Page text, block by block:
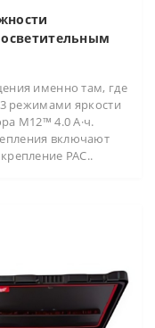
именно там, где
режимами яркости
M12™ 4.0 А·ч.
включают
PAC..